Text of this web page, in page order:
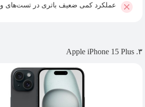
عملکرد کمی ضعیف باتری در تست‌های
۳. Apple iPhone 15 Plus